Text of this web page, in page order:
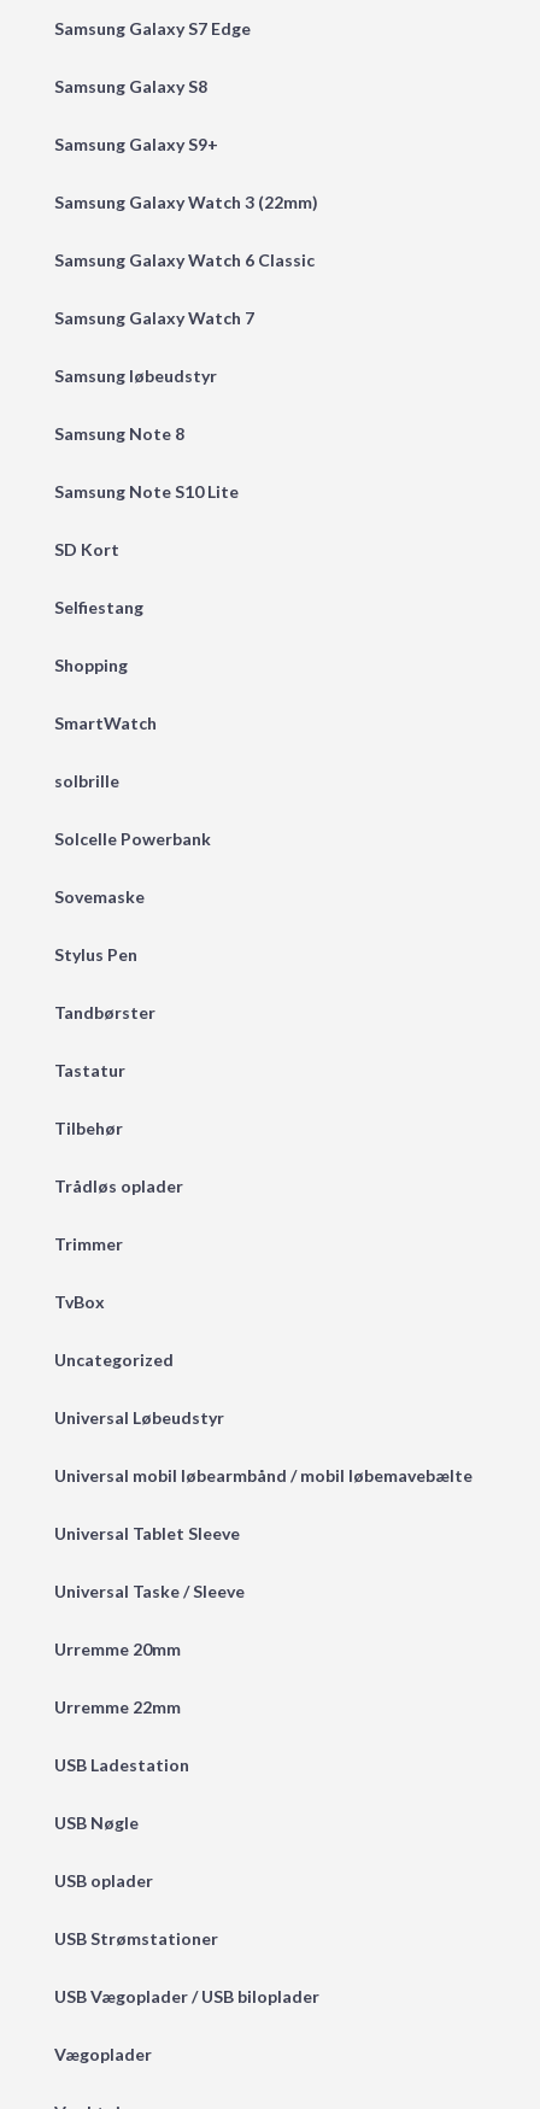
Samsung Galaxy S7 Edge
Samsung Galaxy S8
Samsung Galaxy S9+
Samsung Galaxy Watch 3 (22mm)
Samsung Galaxy Watch 6 Classic
Samsung Galaxy Watch 7
Samsung løbeudstyr
Samsung Note 8
Samsung Note S10 Lite
SD Kort
Selfiestang
Shopping
SmartWatch
solbrille
Solcelle Powerbank
Sovemaske
Stylus Pen
Tandbørster
Tastatur
Tilbehør
Trådløs oplader
Trimmer
TvBox
Uncategorized
Universal Løbeudstyr
Universal mobil løbearmbånd / mobil løbemavebælte
Universal Tablet Sleeve
Universal Taske / Sleeve
Urremme 20mm
Urremme 22mm
USB Ladestation
USB Nøgle
USB oplader
USB Strømstationer
USB Vægoplader / USB biloplader
Vægoplader